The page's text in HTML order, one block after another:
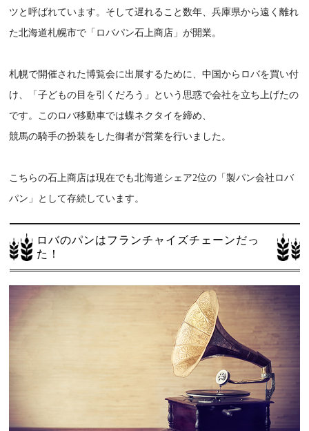
ツと呼ばれています。そして遅れること数年、兵庫県から遠く離れ
た北海道札幌市で「ロバパン石上商店」が開業。
札幌で開催された博覧会に出展するために、中国からロバを買い付
け、「子どもの目を引くだろう」という思惑で会社を立ち上げたの
です。このロバ移動車では蝶ネクタイを締め、
競馬の騎手の扮装をした御者が営業を行いました。
こちらの石上商店は現在でも北海道シェア2位の「製パン会社ロバ
パン」として存続しています。
ロバのパンはフランチャイズチェーンだっ
た！